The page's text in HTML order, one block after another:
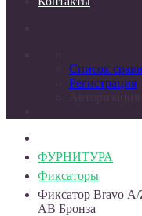
Список
Регистрация
ФУРНИТУРА
Фиксаторы
Фиксатор Bravo А/
AB Бронза